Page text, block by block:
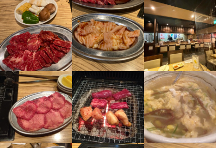
お店の採用担当者からのメッセージ
少しでも興味をお持ちでしたら、ぜひお気軽にご応募ください。
一度、お話しましょう。ご応募を心よりお待ちしております。
店名
焼肉酒場 牛屋
勤務地
兵庫県神戸市東灘区御影中町1-6-3